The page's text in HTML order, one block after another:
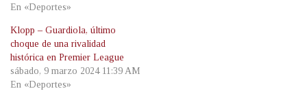
En «Deportes»
Klopp – Guardiola, último
choque de una rivalidad
histórica en Premier League
sábado, 9 marzo 2024 11:39 AM
En «Deportes»